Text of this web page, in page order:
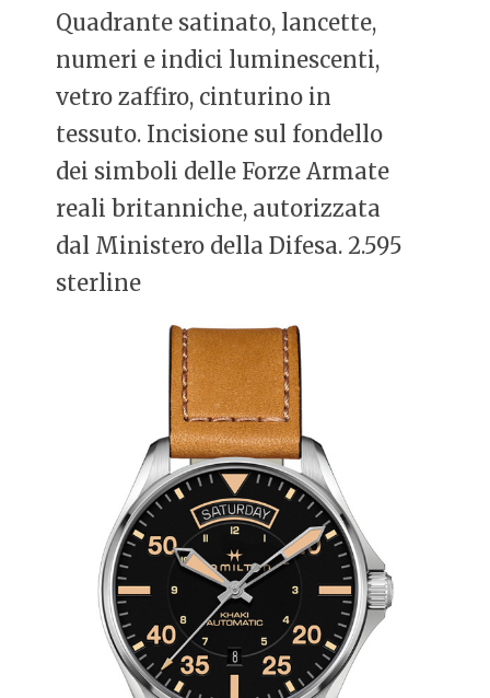
Quadrante satinato, lancette,
numeri e indici luminescenti,
vetro zaffiro, cinturino in
tessuto. Incisione sul fondello
dei simboli delle Forze Armate
reali britanniche, autorizzata
dal Ministero della Difesa. 2.595
sterline